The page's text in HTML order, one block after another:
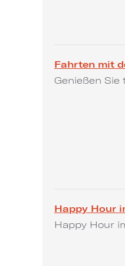
Fahrten mit
Genießen
Happy Hour
Happy Hour